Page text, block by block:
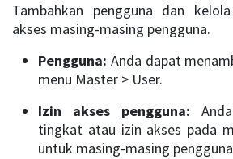
Tambahkan pengguna dan
akses masing-masing pengguna.
Pengguna: Anda dapat
menu Master > User.
Izin akses pengguna:
tingkat atau izin akses pada
untuk masing-masing